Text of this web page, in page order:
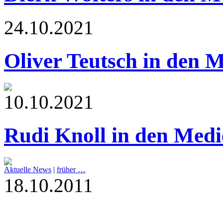
24.10.2021
Oliver Teutsch in den
10.10.2021
Rudi Knoll in den
Aktuelle News | früher …
18.10.2011